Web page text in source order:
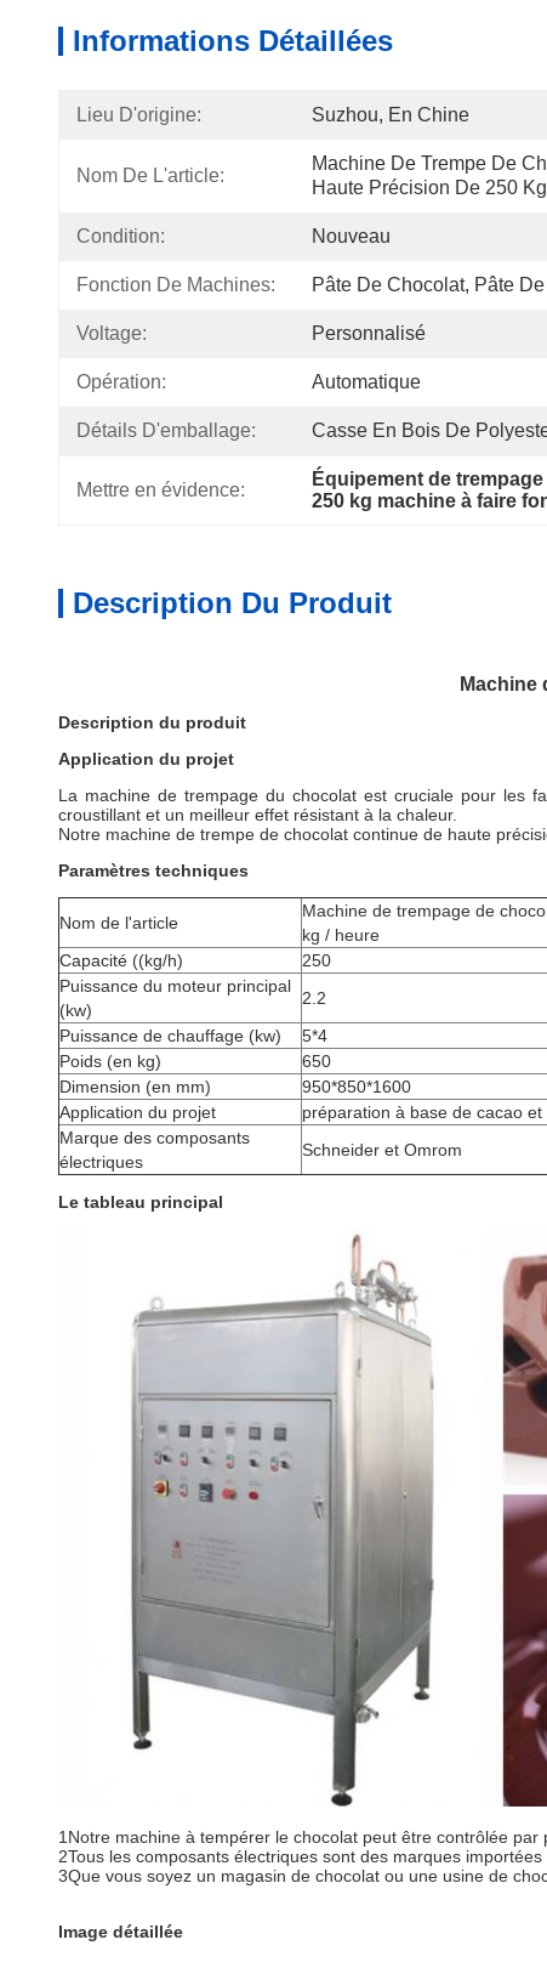
Informations Détaillées
Lieu D'origine: Suzhou, En Chine
Nom De L'article:
Machine De Trempe De
Haute Précision De 250
Condition: Nouveau
Fonction De Machines: Pâte De Chocolat, Pâte
Voltage: Personnalisé
Opération: Automatique
Détails D'emballage: Casse En Bois De
Mettre en évidence:
Équipement de
250 kg machine à faire
Description Du Produit
Machine
Description du produit
Application du projet
La machine de trempage du chocolat est cruciale pour les
croustillant et un meilleur effet résistant à la chaleur.
Notre machine de trempe de chocolat continue de haute
Paramètres techniques
Nom de l'article
Machine de trempage de
kg / heure
Capacité ((kg/h)
250
Puissance du moteur principal
(kw)
2.2
Puissance de chauffage (kw)
5*4
Poids (en kg)
650
Dimension (en mm)
950*850*1600
Application du projet
préparation à base de cacao et
Marque des composants
électriques
Schneider et Omrom
Le tableau principal
1Notre machine à tempérer le chocolat peut être contrôlée par
2Tous les composants électriques sont des marques importées
3Que vous soyez un magasin de chocolat ou une usine de
Image détaillée